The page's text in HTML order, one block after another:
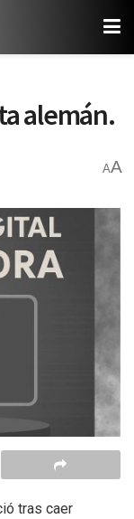
alemán.
AA
tras caer